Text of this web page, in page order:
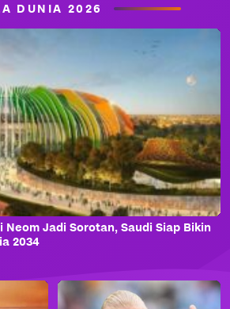
DUNIA 2026
Jadi Sorotan, Saudi Siap Bikin
2034